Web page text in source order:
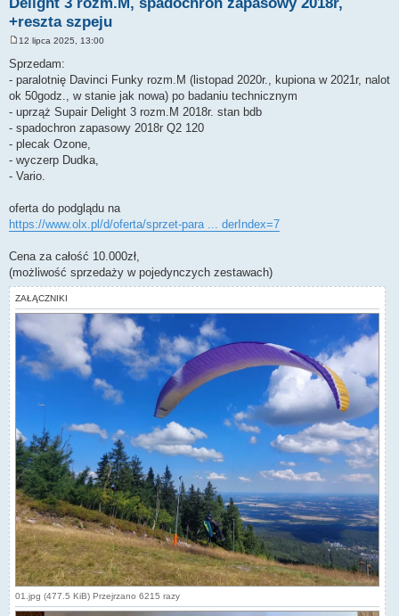
+reszta szpeju
s
t
12 lipca 2025, 13:00
Sprzedam:
- paralotnię Davinci Funky rozm.M (listopad 2020r., kupiona w 2021r, nalot
ok 50godz., w stanie jak nowa) po badaniu technicznym
- uprząż Supair Delight 3 rozm.M 2018r. stan bdb
- spadochron zapasowy 2018r Q2 120
- plecak Ozone,
- wyczerp Dudka,
- Vario.
oferta do podglądu na
https://www.olx.pl/d/oferta/sprzet-para ... derIndex=7
Cena za całość 10.000zł,
(możliwość sprzedaży w pojedynczych zestawach)
ZAŁĄCZNIKI
01.jpg (477.5 KiB) Przejrzano 6215 razy